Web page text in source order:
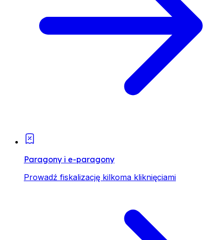
Paragony i e-paragony
Prowadź fiskalizację kilkoma kliknięciami